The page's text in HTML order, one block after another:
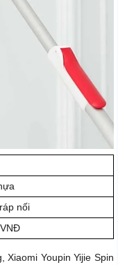
nối
Youpin Yijie Spin